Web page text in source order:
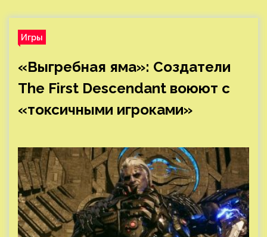
Игры
«Выгребная яма»: Создатели
The First Descendant воюют с
«токсичными игроками»